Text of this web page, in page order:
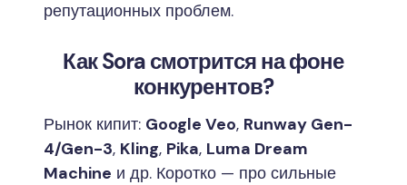
репутационных проблем.
Как Sora смотрится на фоне
конкурентов?
Рынок кипит: Google Veo, Runway Gen-
4/Gen-3, Kling, Pika, Luma Dream
Machine и др. Коротко — про сильные